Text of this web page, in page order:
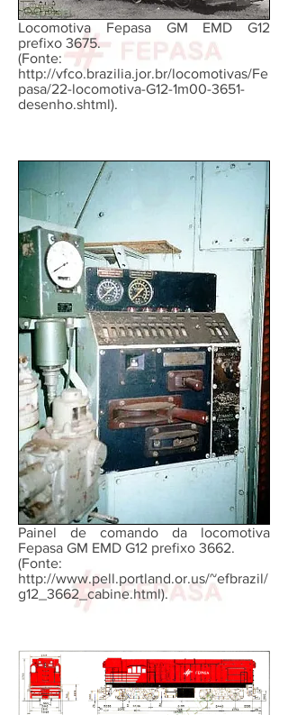
Locomotiva Fepasa GM EMD G12
prefixo 3675.
(Fonte:
http://vfco.brazilia.jor.br/locomotivas/Fe
pasa/22-locomotiva-G12-1m00-3651-
desenho.shtml).
Painel de comando da locomotiva
Fepasa GM EMD G12 prefixo 3662.
(Fonte:
http://www.pell.portland.or.us/~efbrazil/
g12_3662_cabine.html).